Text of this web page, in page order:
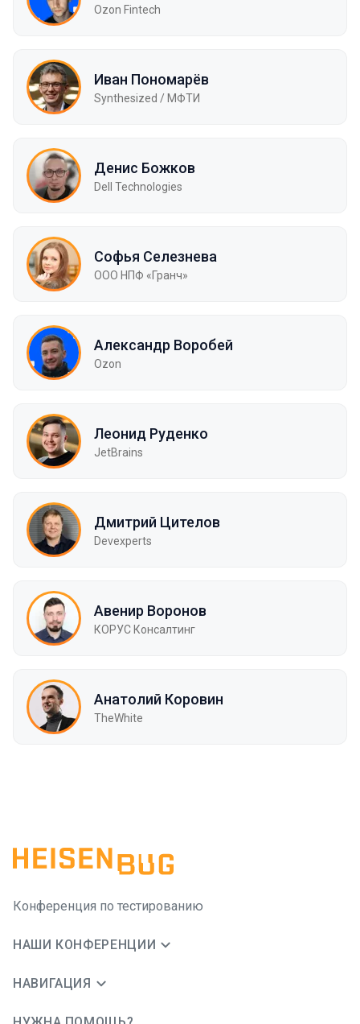
Ozon Fintech
Иван Пономарёв
Synthesized / МФТИ
Денис Божков
Dell Technologies
Софья Селезнева
ООО НПФ «Гранч»
Александр Воробей
Ozon
Леонид Руденко
JetBrains
Дмитрий Цителов
Devexperts
Авенир Воронов
КОРУС Консалтинг
Анатолий Коровин
TheWhite
Конференция по тестированию
НАШИ КОНФЕРЕНЦИИ
НАВИГАЦИЯ